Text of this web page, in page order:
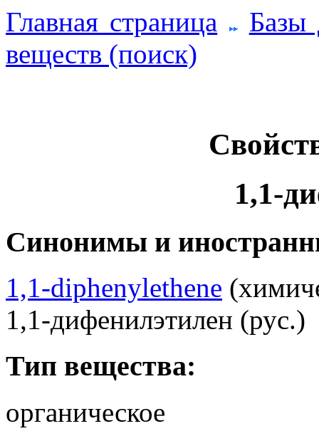
Главная страница
Базы
веществ (поиск)
1,1-
Синонимы и
1,1-diphenylethene
1,1-дифенилэтилен (рус.)
Тип вещества:
органическое